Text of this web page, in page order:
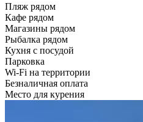
Пляж рядом
Кафе рядом
Магазины рядом
Рыбалка рядом
Кухня с посудой
Парковка
Wi-Fi на территории
Безналичная оплата
Место для курения